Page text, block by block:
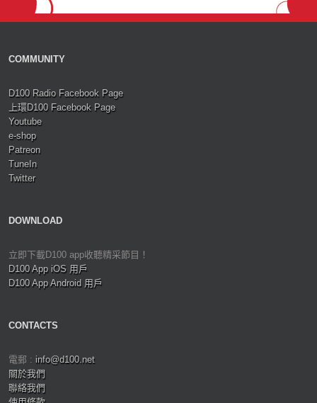
COMMUNITY
D100 Radio Facebook Page
上環D100 Facebook Page
Youtube
e-shop
Patreon
TuneIn
Twitter
DOWNLOAD
立即下載D100 app收聽精采節目！
D100 App iOS 用戶
D100 App Android 用戶
CONTACTS
電郵 : info@d100.net
關於我們
聯絡我們